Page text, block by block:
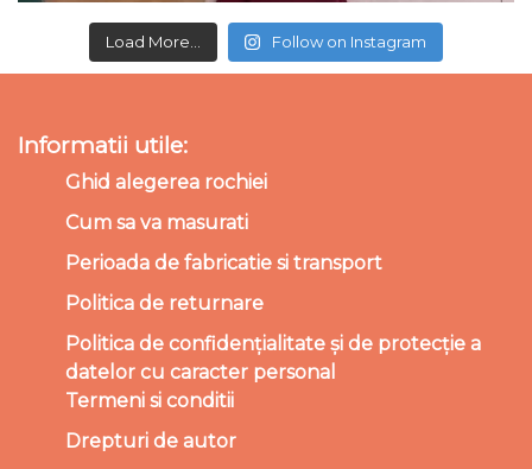
Load More... Follow on Instagram
Informatii utile:
Ghid alegerea rochiei
Cum sa va masurati
Perioada de fabricatie si transport
Politica de returnare
Politica de confidențialitate și de protecție a
datelor cu caracter personal
Termeni si conditii
Drepturi de autor